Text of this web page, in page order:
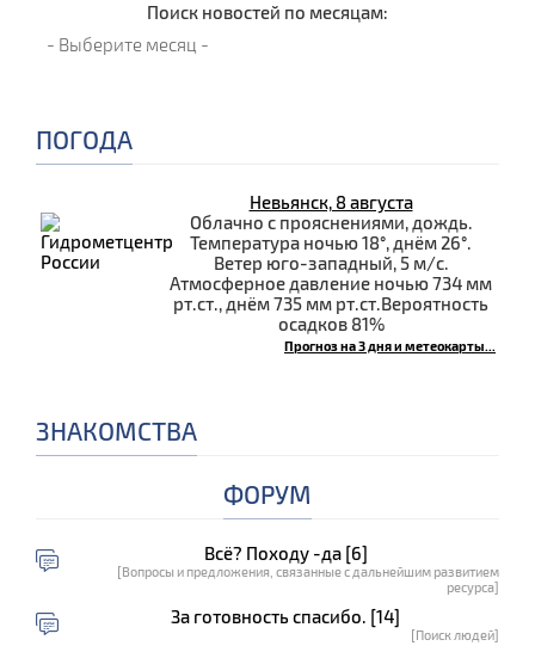
Поиск новостей по месяцам:
ПОГОДА
Невьянск, 8 августа
Облачно с прояснениями, дождь.
Температура ночью 18°, днём 26°.
Ветер юго-западный, 5 м/с.
Атмосферное давление ночью 734 мм
рт.ст., днём 735 мм рт.ст.Вероятность
осадков 81%
Прогноз на 3 дня и метеокарты...
ЗНАКОМСТВА
ФОРУМ
Всё? Походу -да [6]
[Вопросы и предложения, связанные с дальнейшим развитием
ресурса]
За готовность спасибо. [14]
[Поиск людей]